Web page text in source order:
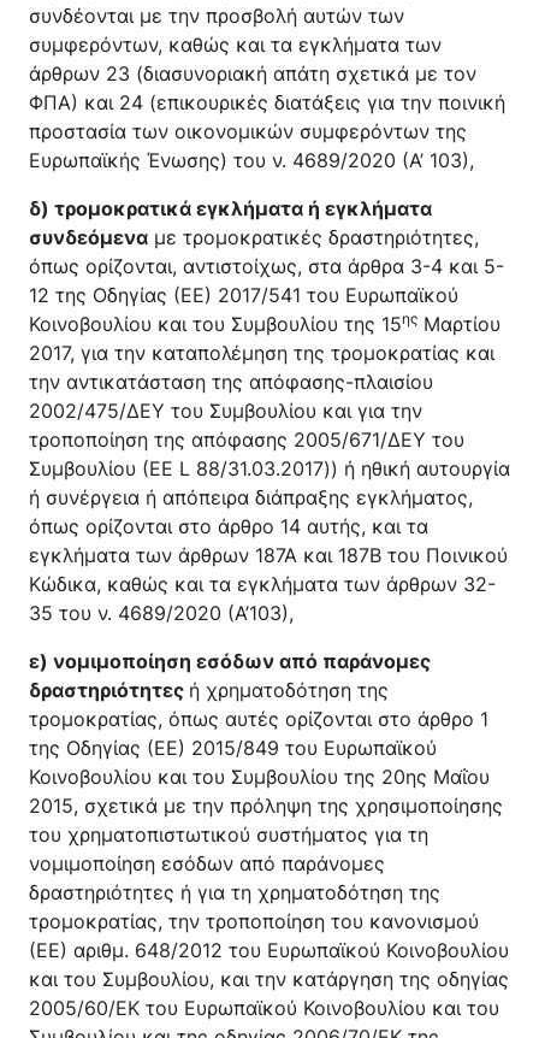
συνδέονται με την προσβολή αυτών των
συμφερόντων, καθώς και τα εγκλήματα των
άρθρων 23 (διασυνοριακή απάτη σχετικά με τον
ΦΠΑ) και 24 (επικουρικές διατάξεις για την ποινική
προστασία των οικονομικών συμφερόντων της
Ευρωπαϊκής Ένωσης) του ν. 4689/2020 (Α’ 103),
δ) τρομοκρατικά εγκλήματα ή εγκλήματα
συνδεόμενα με τρομοκρατικές δραστηριότητες,
όπως ορίζονται, αντιστοίχως, στα άρθρα 3-4 και 5-
12 της Οδηγίας (ΕΕ) 2017/541 του Ευρωπαϊκού
Κοινοβουλίου και του Συμβουλίου της 15ης Μαρτίου
2017, για την καταπολέμηση της τρομοκρατίας και
την αντικατάσταση της απόφασης-πλαισίου
2002/475/ΔΕΥ του Συμβουλίου και για την
τροποποίηση της απόφασης 2005/671/ΔΕΥ του
Συμβουλίου (ΕΕ L 88/31.03.2017)) ή ηθική αυτουργία
ή συνέργεια ή απόπειρα διάπραξης εγκλήματος,
όπως ορίζονται στο άρθρο 14 αυτής, και τα
εγκλήματα των άρθρων 187Α και 187Β του Ποινικού
Κώδικα, καθώς και τα εγκλήματα των άρθρων 32-
35 του ν. 4689/2020 (Α’103),
ε) νομιμοποίηση εσόδων από παράνομες
δραστηριότητες ή χρηματοδότηση της
τρομοκρατίας, όπως αυτές ορίζονται στο άρθρο 1
της Οδηγίας (ΕΕ) 2015/849 του Ευρωπαϊκού
Κοινοβουλίου και του Συμβουλίου της 20ης Μαΐου
2015, σχετικά με την πρόληψη της χρησιμοποίησης
του χρηματοπιστωτικού συστήματος για τη
νομιμοποίηση εσόδων από παράνομες
δραστηριότητες ή για τη χρηματοδότηση της
τρομοκρατίας, την τροποποίηση του κανονισμού
(ΕΕ) αριθμ. 648/2012 του Ευρωπαϊκού Κοινοβουλίου
και του Συμβουλίου, και την κατάργηση της οδηγίας
2005/60/ΕΚ του Ευρωπαϊκού Κοινοβουλίου και του